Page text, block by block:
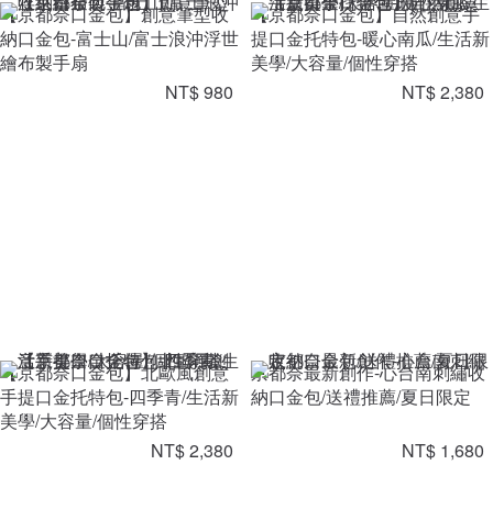
【京都奈口金包】創意筆型收
納口金包-富士山/富士浪沖浮世
繪布製手扇
NT$ 980
【京都奈口金包】自然創意手
提口金托特包-暖心南瓜/生活新
美學/大容量/個性穿搭
NT$ 2,380
【京都奈口金包】北歐風創意
手提口金托特包-四季青/生活新
美學/大容量/個性穿搭
NT$ 2,380
京都奈最新創作-心台南刺繡收
納口金包/送禮推薦/夏日限定
NT$ 1,680